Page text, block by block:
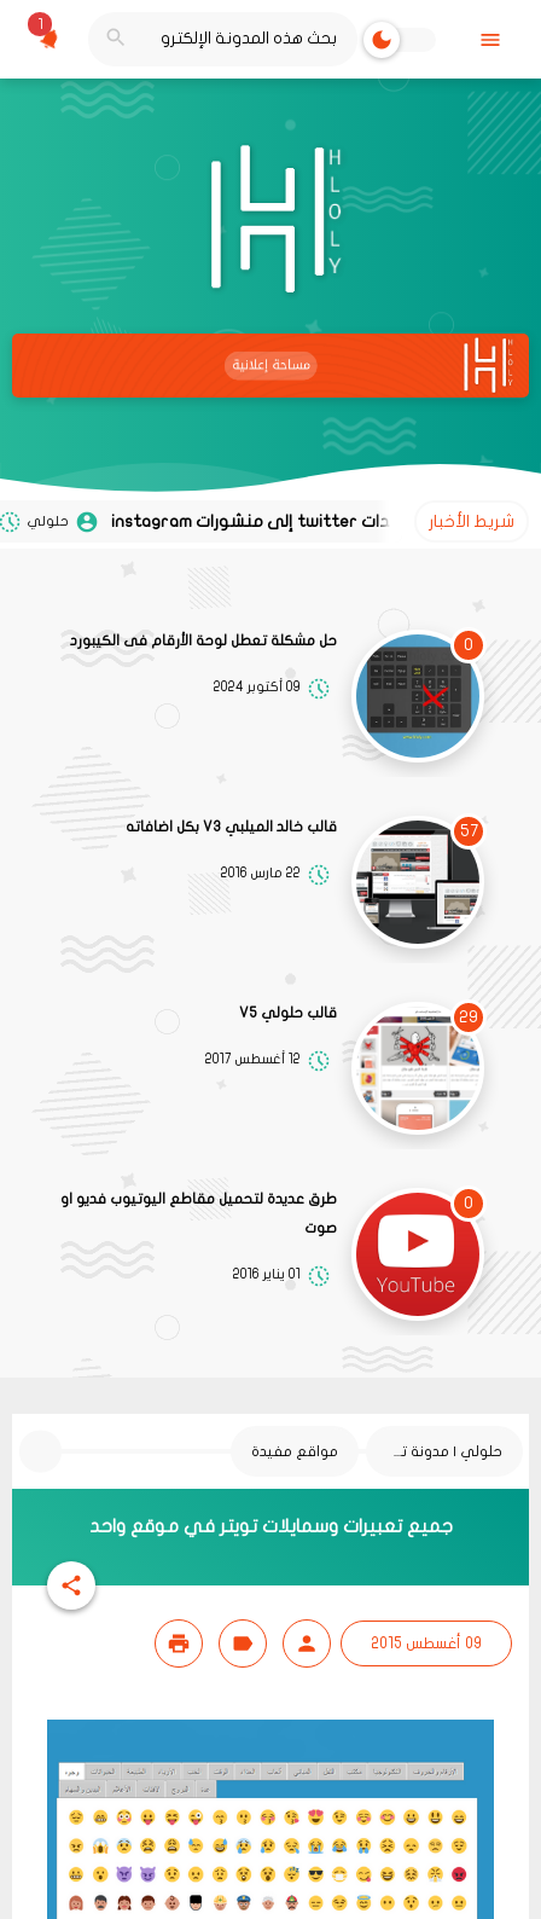
1
شريط الأخبار حلولي 02 نوفمبر 2020
0 حل مشكلة تعطل لوحة الأرقام فى الكيبورد
09 أكتوبر 2024
57 قالب خالد الميلبي V3 بكل اضافاته
22 مارس 2016
29 قالب حلولي V5
12 أغسطس 2017
0
طرق عديدة لتحميل مقاطع اليوتيوب فديو او
صوت
01 يناير 2016
حلولي | مدونة تقنية مواقع مفيدة
جميع تعبيرات وسمايلات تويتر في موقع واحد
09 أغسطس 2015